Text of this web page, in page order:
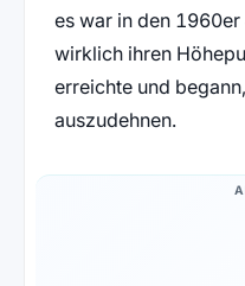
es war in den
wirklich ihren
erreichte und
auszudehnen.